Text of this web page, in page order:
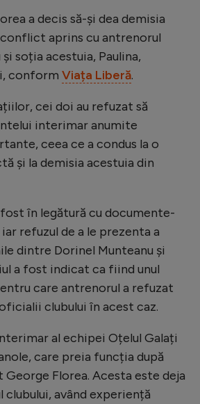
1
cont
a decis să-și dea demisia
conflict aprins cu antrenorul
soția acestuia, Paulina,
conform Viața Liberă.
cei doi au refuzat să
interimar anumite
ceea ce a condus la o
și la demisia acestuia din
în legătură cu documente-
refuzul de a le prezenta a
dintre Dorinel Munteanu și
a fost indicat ca fiind unul
care antrenorul a refuzat
clubului în acest caz.
al echipei Oțelul Galați
care preia funcția după
Florea. Acesta este deja
clubului, având experiență